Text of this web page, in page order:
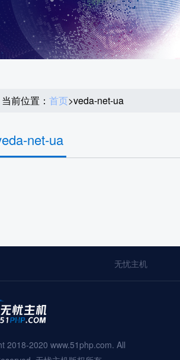
当前位置： 首页>veda-net-ua
net-ua
无忧主机
2018-2020 www.51php.com. All